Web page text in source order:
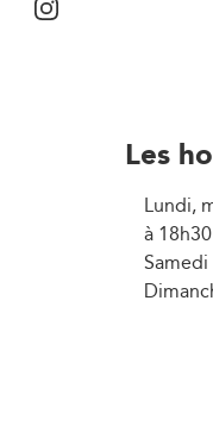
Les
Lundi,
à 18h30